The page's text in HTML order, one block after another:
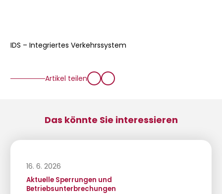
IDS – Integriertes Verkehrssystem
Artikel teilen
Das könnte Sie interessieren
16. 6. 2026
Aktuelle Sperrungen und
Betriebsunterbrechungen